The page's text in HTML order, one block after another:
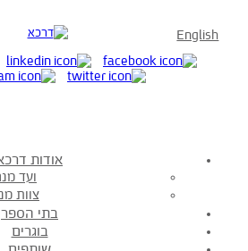
English
אודות
ועד
צוות
בתי הספר
בוגרים